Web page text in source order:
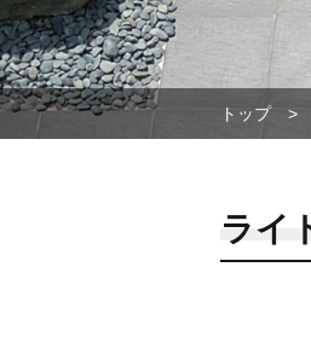
トップ
ライ